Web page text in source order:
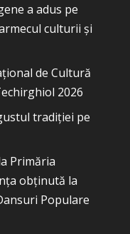
a adus pe
culturii și
de Cultură
2026
tradiției pe
Primăria
obținută la
Populare